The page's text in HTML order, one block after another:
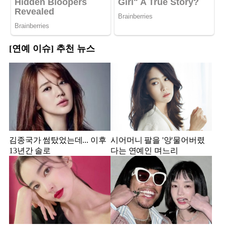
[연예 이슈] 추천 뉴스
김종국가 썸탔었는데... 이후
13년간 솔로
시어머니 팔을 '앙'물어버렸
다는 연예인 며느리